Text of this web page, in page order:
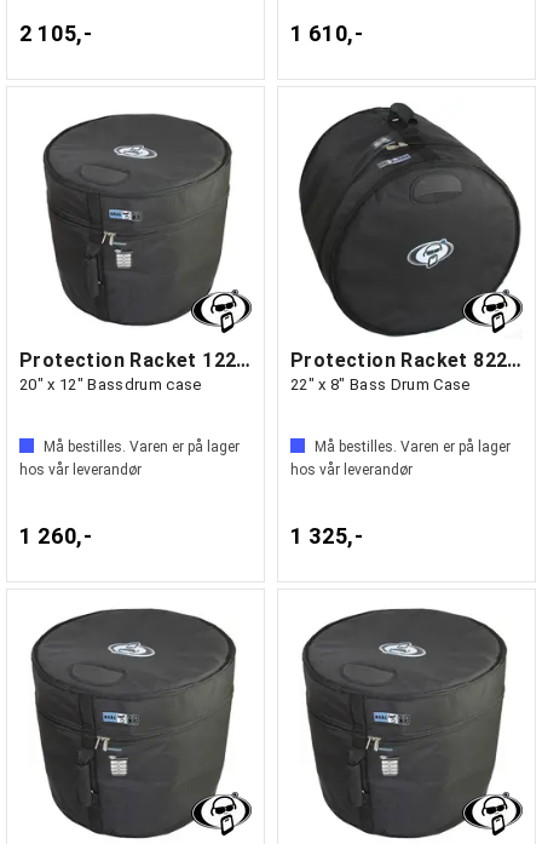
2 105,- 1 610,-
Protection Racket 1220-00
20" x 12" Bassdrum case
Må bestilles. Varen er på lager
hos vår leverandør
1 260,-
Protection Racket 8220-00
22" x 8" Bass Drum Case
Må bestilles. Varen er på lager
hos vår leverandør
1 325,-